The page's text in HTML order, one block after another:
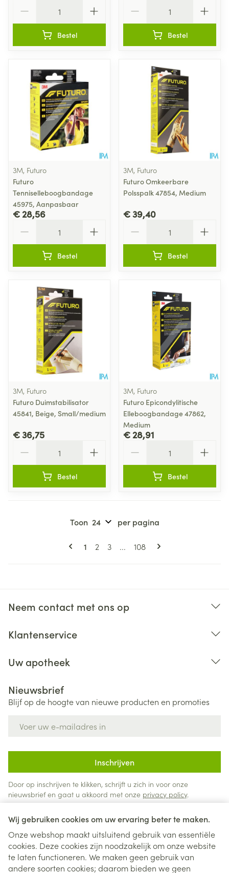
Wij gebruiken cookies om uw ervaring beter te maken.
Onze webshop maakt uitsluitend gebruik van essentiële
cookies. Deze cookies zijn noodzakelijk om onze website
te laten functioneren. We maken geen gebruik van
andere soorten cookies; daarom bieden we geen
Bestel Bestel
3M, Futuro
Futuro
Tenniselleboogbandage
45975, Aanpasbaar
€ 28,56
Bestel
3M, Futuro
Futuro Omkeerbare
Polsspalk 47854, Medium
€ 39,40
Bestel
3M, Futuro
Futuro Duimstabilisator
45841, Beige, Small/medium
€ 36,75
Bestel
3M, Futuro
Futuro Epicondylitische
Elleboogbandage 47862,
Medium
€ 28,91
Bestel
Pagina's
U lees momenteel pagina
1 Pagina
2 Pagina
3 ... Pagina
108
Toon per pagina
Neem contact met ons op
Klantenservice
Uw apotheek
Nieuwsbrief
Blijf op de hoogte van nieuwe producten en promoties
Inschrijven
Door op inschrijven te klikken, schrijft u zich in voor onze
nieuwsbrief en gaat u akkoord met onze privacy policy.